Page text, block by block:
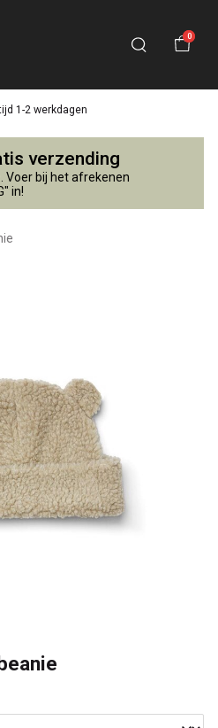
0
1-2 werkdagen
verzending
Voer bij het afrekenen
in!